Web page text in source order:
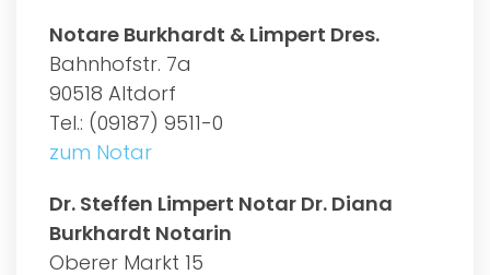
Notare Burkhardt & Limpert Dres.
Bahnhofstr. 7a
90518 Altdorf
Tel.: (09187) 9511-0
zum Notar
Dr. Steffen Limpert Notar Dr. Diana
Burkhardt Notarin
Oberer Markt 15